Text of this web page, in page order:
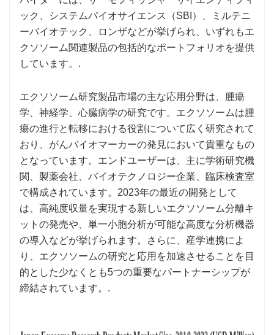
ック、システムバイオサイエンス（SBI）、ミルテニ
ーバイオテック、ロンザなどが挙げられ、いずれもエ
クソソーム関連製品の包括的なポートフォリオを提供
しています。.
エクソソーム研究製品市場の主な応用分野は、腫瘍
学、神経学、心臓病学の研究です。エクソソームは腫
瘍の進行と転移における役割について広く研究されて
おり、がんバイオマーカーの発見において貴重なもの
となっています。エンドユーザーは、主に学術研究機
関、製薬会社、バイオテクノロジー企業、臨床検査室
で構成されています。2023年の最近の開発として
は、高純度収量を実現する新しいエクソソーム分離キ
ットの発売や、単一小胞分析が可能な高度な分析機器
の導入などが挙げられます。さらに、産学連携によ
り、エクソソームの研究と応用を加速させることを目
的とした少なくとも5つの重要なパートナーシップが
締結されています。.